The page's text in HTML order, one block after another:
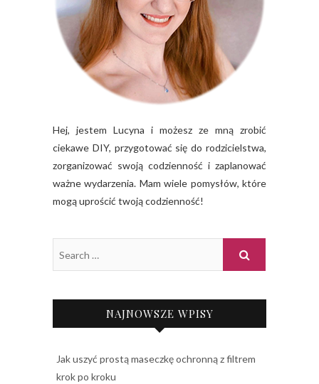
Hej, jestem Lucyna i możesz ze mną zrobić
ciekawe DIY, przygotować się do rodzicielstwa,
zorganizować swoją codzienność i zaplanować
ważne wydarzenia. Mam wiele pomysłów, które
mogą uprościć twoją codzienność!
NAJNOWSZE WPISY
Jak uszyć prostą maseczkę ochronną z filtrem
krok po kroku